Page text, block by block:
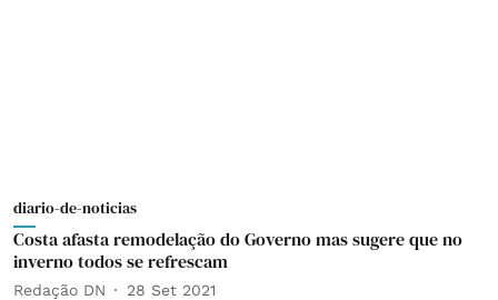
diario-de-noticias
Costa afasta remodelação do Governo mas sugere que no
inverno todos se refrescam
Redação DN 28 Set 2021